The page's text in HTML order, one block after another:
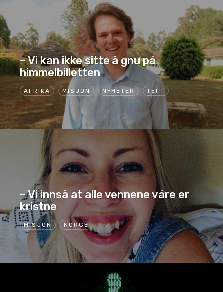
AFRIKA MISJON NYHETER TEFT
– Vi kan ikke sitte å gnu på
himmelbilletten
MISJON NORGE
– Vi innså at alle vennene våre er
kristne